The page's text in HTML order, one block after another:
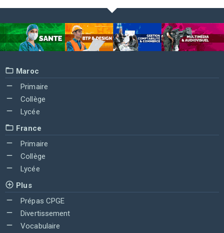
Maroc
Primaire
Collège
Lycée
France
Primaire
Collège
Lycée
Plus
Prépas CPGE
Divertissement
Vocabulaire